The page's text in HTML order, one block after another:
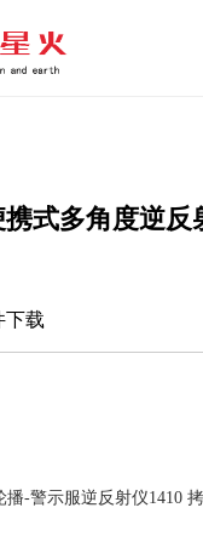
式多角度逆反
下载